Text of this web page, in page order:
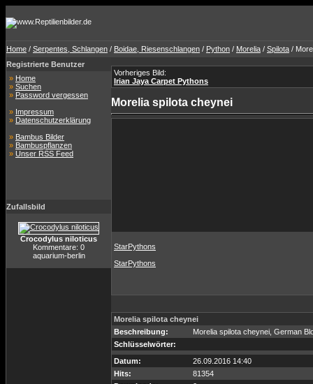
Home / Serpentes, Schlangen / Boidae, Riesenschlangen / Python / Morelia / Spilota /
Registrierte Benutzer
» Home
» Suchen
» Password vergessen
» Impressum
» Datenschutzerklärung
» Bambus Bilder
» Bambuspflanzen
» Unser RSS Feed
Zufallsbild
Crocodylus niloticus
Kommentare: 0
aquarium-berlin
Vorheriges Bild:
Irian Jaya Carpet Pythons
Morelia spilota cheynei
StarPythons
StarPythons
Morelia spilota cheynei
Beschreibung:
Morelia spilota cheynei, German
Schlüsselwörter:
Datum:
26.09.2016 14:40
Hits:
81354